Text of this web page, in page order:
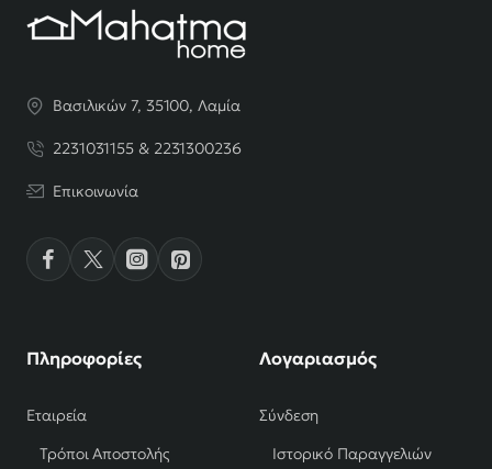
Βασιλικών 7, 35100, Λαμία
2231031155 & 2231300236
Επικοινωνία
Πληροφορίες
Εταιρεία
Τρόποι Αποστολής
Λογαριασμός
Σύνδεση
Ιστορικό Παραγγελιών